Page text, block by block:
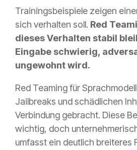
Trainingsbeispiele zeigen
sich verhalten soll. Red
dieses Verhalten stabil
Eingabe schwierig,
ungewohnt wird.
Red Teaming für
Jailbreaks und schädlichen
Verbindung gebracht. Diese
wichtig, doch
umfasst ein deutlich breiteres